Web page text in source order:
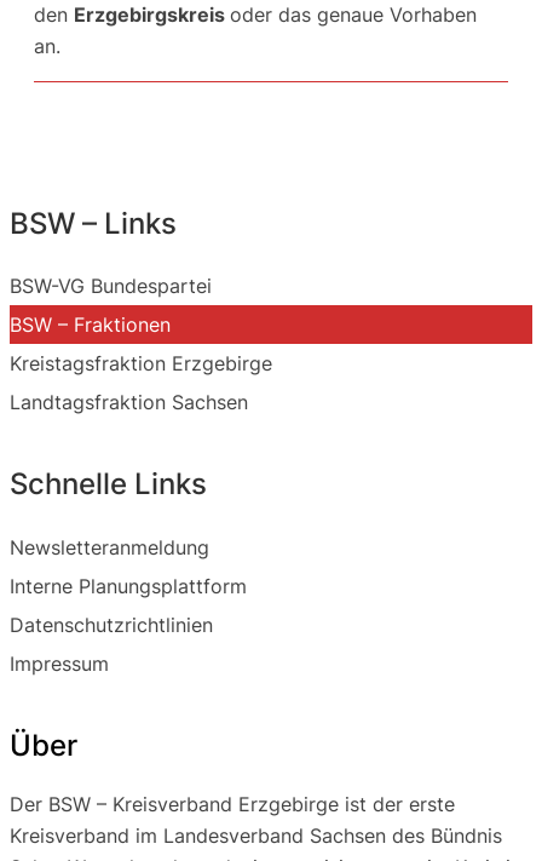
den Erzgebirgskreis oder das genaue Vorhaben
an.
BSW – Links
BSW-VG Bundespartei
BSW – Fraktionen
Kreistagsfraktion Erzgebirge
Landtagsfraktion Sachsen
Schnelle Links
Newsletteranmeldung
Interne Planungsplattform
Datenschutzrichtlinien
Impressum
Über
Der BSW – Kreisverband Erzgebirge ist der erste
Kreisverband im Landesverband Sachsen des Bündnis